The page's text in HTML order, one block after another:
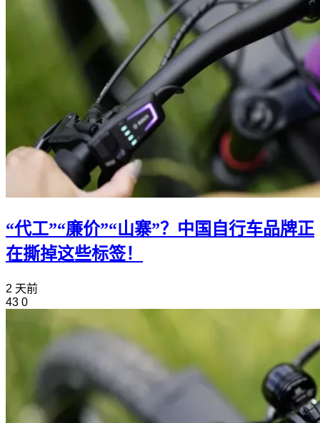
“代工”“廉价”“山寨”？中国自行车品牌正
在撕掉这些标签！
2 天前
43 0